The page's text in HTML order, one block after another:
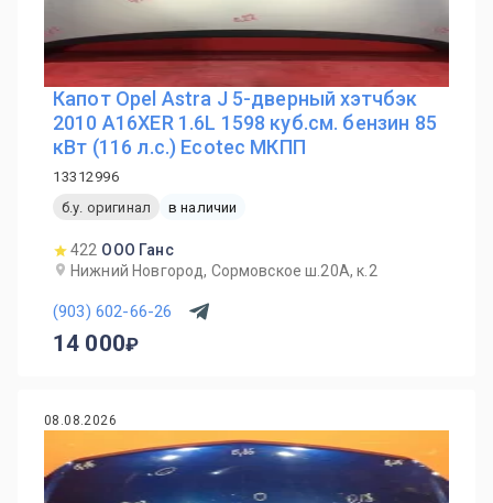
Капот Opel Astra J 5-дверный хэтчбэк
2010 A16XER 1.6L 1598 куб.см. бензин 85
кВт (116 л.с.) Ecotec МКПП
13312996
б.у. оригинал
в наличии
422 ООО Ганс
Нижний Новгород, Сормовское ш.20А, к.2
(903) 602-66-26
14 000
08.08.2026